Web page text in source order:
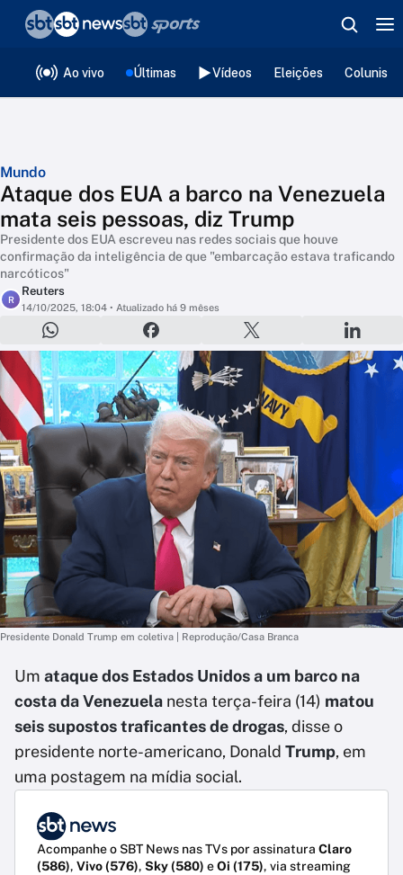
Ao vivo Últimas Vídeos Eleições
Mundo
Ataque dos EUA a barco na Venezuela
mata seis pessoas, diz Trump
Presidente dos EUA escreveu nas redes sociais que houve
confirmação da inteligência de que "embarcação estava traficando
narcóticos"
R
Reuters
14/10/2025, 18:04 • Atualizado há 9 mêses
Presidente Donald Trump em coletiva | Reprodução/Casa Branca
Um ataque dos Estados Unidos a um barco na
costa da Venezuela nesta terça-feira (14) matou
seis supostos traficantes de drogas, disse o
presidente norte-americano, Donald Trump, em
uma postagem na mídia social.
Acompanhe o SBT News nas TVs por assinatura Claro
(586), Vivo (576), Sky (580) eOi (175), via streaming
❮voltar
Editorias